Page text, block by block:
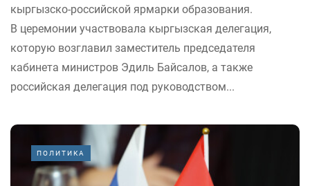
кыргызско-российской ярмарки образования.
В церемонии участвовала кыргызская делегация,
которую возглавил заместитель председателя
кабинета министров Эдиль Байсалов, а также
российская делегация под руководством...
ПОЛИТИКА